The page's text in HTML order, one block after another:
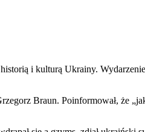
i kulturą Ukrainy.
Braun. Poinformował, że